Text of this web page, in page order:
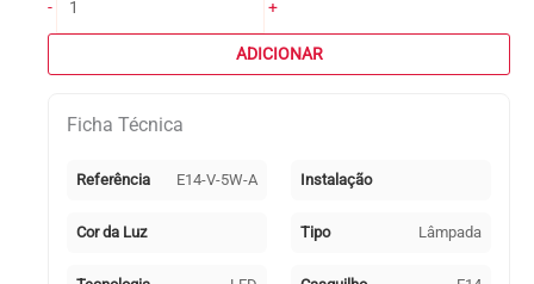
-
E14
Vela
LED
3000K
+
ADICIONAR
Ficha Técnica
Referência E14-V-5W-A Instalação
Cor da Luz Tipo Lâmpada